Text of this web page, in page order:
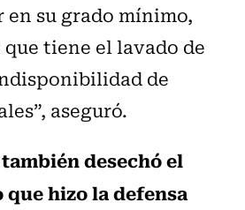
su grado mínimo,
tiene el lavado de
de
aseguró.
desechó el
hizo la defensa